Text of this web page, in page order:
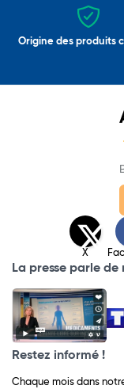
Origine des produits
X
La presse parle de
Restez informé !
Chaque mois dans